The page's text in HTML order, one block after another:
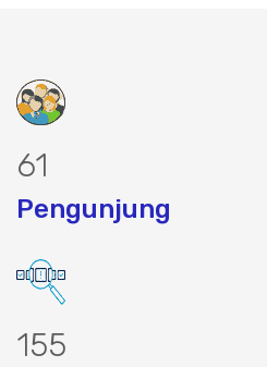
78
Pengunjung
199